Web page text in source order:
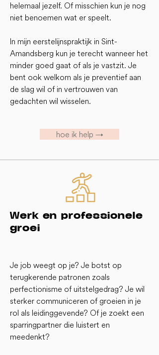
helemaal jezelf. Of misschien kun je nog
niet benoemen wat er speelt.
In mijn eerstelijnspraktijk in Sint-
Amandsberg kun je terecht wanneer het
minder goed gaat of als je vastzit. Je
bent ook welkom als je preventief aan
de slag wil of in vertrouwen van
gedachten wil wisselen.
hoe ik help →
Werk en professionele
groei
Je job weegt op je? Je botst op
terugkerende patronen zoals
perfectionisme of uitstelgedrag? Je wil
sterker communiceren of groeien in je
rol als leidinggevende? Of je zoekt een
sparringpartner die luistert en
meedenkt?